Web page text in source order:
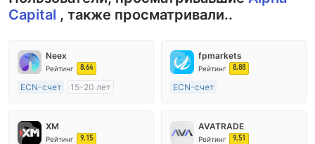
Capital , также просматривали..
Neex
Рейтинг 8.64
ECN-счет
15-20 лет
Маркет-Мейкинг (MM)
Основной стандарт MT4
fpmarkets
Рейтинг 8.88
ECN-счет
Маркет-Мейкинг (MM)
XM
Рейтинг 9.15
AVATRADE
Рейтинг 9.51